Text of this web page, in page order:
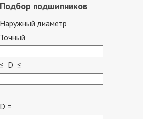
Подбор подшипников
Наружный диаметр
Точный
≤ D ≤
D =